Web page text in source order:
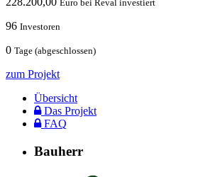
Euro bei Reval investiert
96 Investoren
0 Tage (abgeschlossen)
zum Projekt
Übersicht
Das Projekt
FAQ
Bauherr